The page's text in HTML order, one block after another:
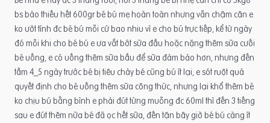
bs bảo thiếu hết 600gr bé bú mẹ hoàn toàn nhưng vẫn chậm cân e
ko ướt tính đc bé bú mỗi cứ bao nhiu vì e cho bú trực tiếp, kể từ ngày
đó mỗi khi cho bé bú e ưa vắt bớt sữa đầu hoặc nặng thêm sữa cưối
bé uống, e có uống thêm sữa bầu để sữa đảm bảo hơn, nhưng đến
tầm 4_5 ngày trước bé bị tiêu chảy bé cũng bú ít lại, e sót ruột quá
quyết định cho bé uống thêm sữa công thức, nhưng lại khổ thêm bé
ko chịu bú bằng bình e phải đút từng muỗng đc 60ml thì đến 3 tiếng
sau e đút thêm nữa bé đã ọc hết sữa, đến tận bây giờ bé bú càng ít